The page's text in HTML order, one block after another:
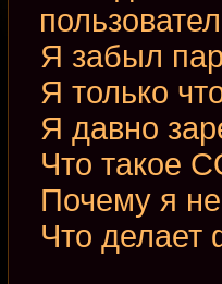
Я забыл
Я только
Я давно
Что такое
Почему я не
Что делает